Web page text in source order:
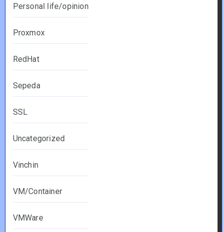
Personal life/opinion
Proxmox
RedHat
Sepeda
SSL
Uncategorized
Vinchin
VM/Container
VMWare